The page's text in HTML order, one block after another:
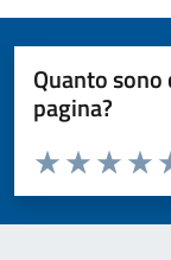
Quanto
pagina?
Valuta da 1 a 5
Valuta 3
Valuta 2
Valuta 1 stelle